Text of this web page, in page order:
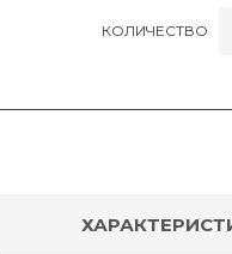
КОЛИЧЕСТВО